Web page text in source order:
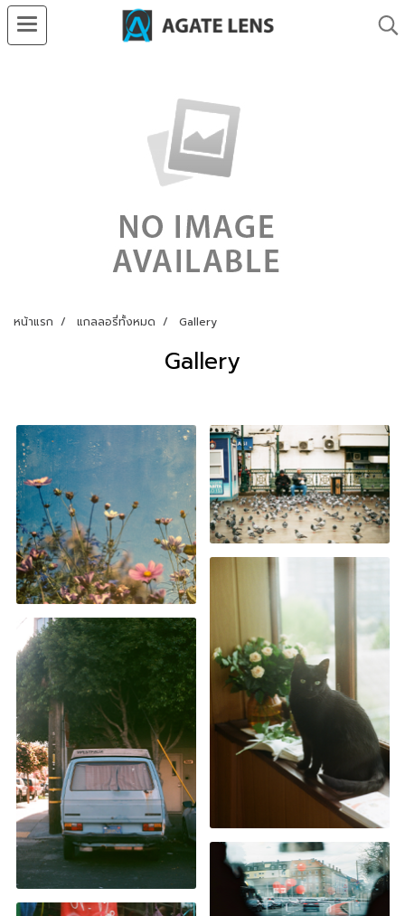
หน้าแรก แกลลอรี่ทั้งหมด Gallery
Gallery